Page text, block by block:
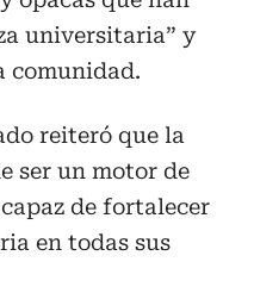
universitaria” y
comunidad.
reiteró que la
ser un motor de
de fortalecer
en todas sus